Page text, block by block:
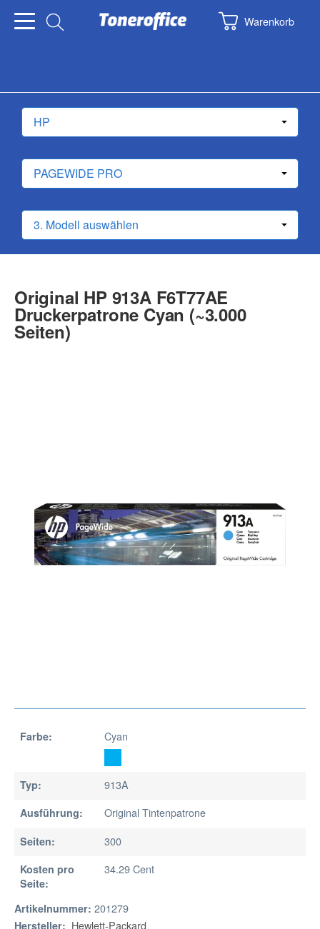
Warenkorb
Original HP 913A F6T77AE
Druckerpatrone Cyan (~3.000
Seiten)
Farbe: Cyan
Typ: 913A
Ausführung: Original Tintenpatrone
Seiten: 300
Kosten pro
Seite:
34.29 Cent
Artikelnummer: 201279
Hersteller: Hewlett-Packard